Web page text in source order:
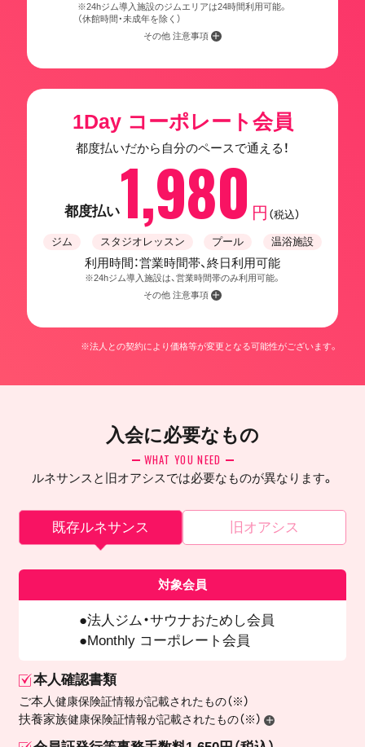
※24hジム導入施設のジムエリアは24時間利用可能。
（休館時間・未成年を除く）
その他 注意事項
1Day コーポレート会員
都度払いだから自分のペースで通える！
都度払い1,980 円 （税込）
ジム スタジオレッスン プール 温浴施設
利用時間：営業時間帯、終日利用可能
※24hジム導入施設は、営業時間帯のみ利用可能。
その他 注意事項
※法人との契約により価格等が変更となる可能性がございます。
入会に必要なもの
WHAT YOU NEED
ルネサンスと旧オアシスでは必要なものが異なります。
既存ルネサンス 旧オアシス
対象会員
法人ジム・サウナおためし会員
Monthly コーポレート会員
本人確認書類
ご本人健康保険証情報が記載されたもの（※）
扶養家族健康保険証情報が記載されたもの（※）